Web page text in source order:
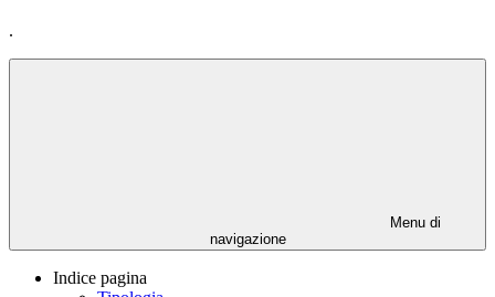
.
Menu di
navigazione
Indice pagina